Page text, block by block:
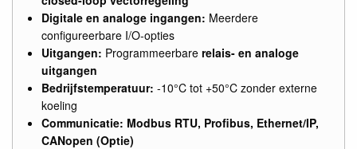
Digitale en analoge ingangen: Meerdere
configureerbare I/O-opties
Uitgangen: Programmeerbare relais- en analoge
uitgangen
Bedrijfstemperatuur: -10°C tot +50°C zonder externe
koeling
Communicatie: Modbus RTU, Profibus, Ethernet/IP,
CANopen (Optie)